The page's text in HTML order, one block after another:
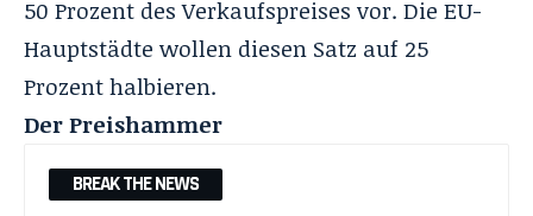
50 Prozent des Verkaufspreises vor. Die EU-
Hauptstädte wollen diesen Satz auf 25
Prozent halbieren.
Der Preishammer
BREAK THE NEWS